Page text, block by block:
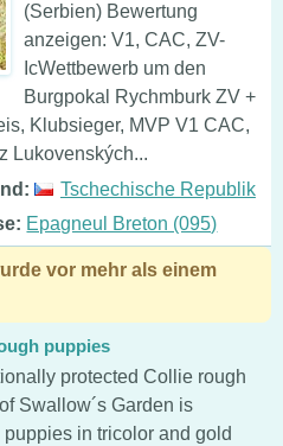
(Serbien) Bewertung
anzeigen: V1, CAC, ZV-
IcWettbewerb um den
Burgpokal Rychmburk ZV +
Klubsieger, MVP V1 CAC,
Lukovenských...
Tschechische Republik
Epagneul Breton (095)
vor mehr als einem
puppies
protected Collie rough
Swallow´s Garden is
puppies in tricolor and gold